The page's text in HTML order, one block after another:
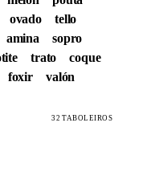
ovado
tello
amina
sopro
trato
coque
foxir
valón
32 TABOLEIROS